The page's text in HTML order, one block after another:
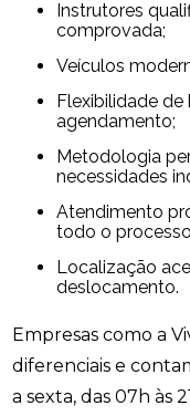
Instrutores qualificados e com experiência
comprovada;
Veículos
Flexibilidade de horários, facilitando o
agendamento;
Metodologia personalizada para atender
necessidades
Atendimento próximo e suporte ao aluno durante
todo o
Localização acessível na Zona Norte para facilitar o
deslocamento.
Empresas como a
diferenciais e
a sexta, das 07h às